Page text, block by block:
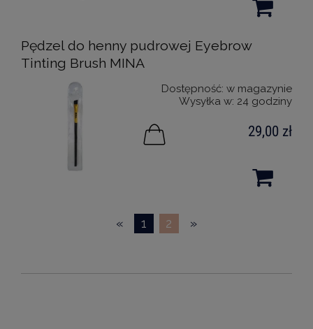
Pędzel do henny pudrowej Eyebrow
Tinting Brush MINA
Dostępność: w magazynie
Wysyłka w: 24 godziny
29,00 zł
« 1 2 »